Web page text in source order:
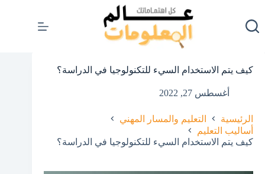
المحتوى
كيف يتم الاستخدام السيء للتكنولوجيا في الدراسة؟
أغسطس 27, 2022
الرئيسية
التعليم والمسار المهني
أساليب التعليم
كيف يتم الاستخدام السيء للتكنولوجيا في الدراسة؟